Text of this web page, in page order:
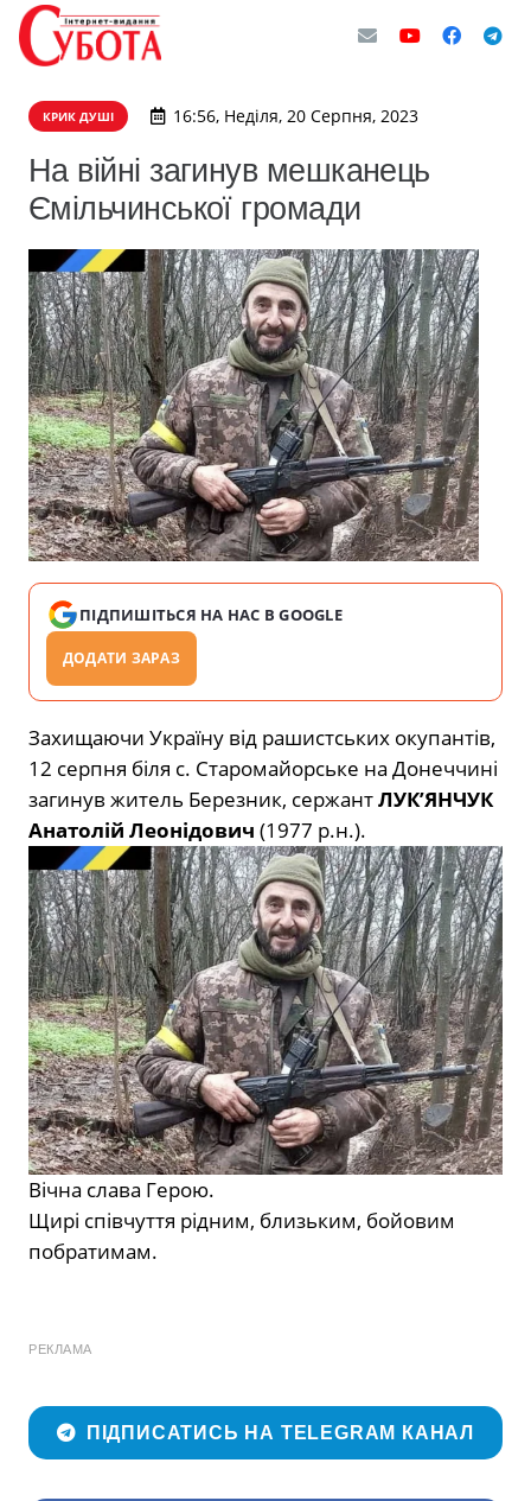
КРИК ДУШІ 16:56, Неділя, 20 Серпня, 2023
На війні загинув мешканець
Ємільчинської громади
ПІДПИШІТЬСЯ НА НАС В GOOGLE
ДОДАТИ ЗАРАЗ
Захищаючи Україну від рашистських окупантів,
12 серпня біля с. Старомайорське на Донеччині
загинув житель Березник, сержантЛУК’ЯНЧУК
Анатолій Леонідович (1977 р.н.).
Вічна слава Герою.
Щирі співчуття рідним, близьким, бойовим
побратимам.
РЕКЛАМА
ПІДПИСАТИСЬ НА TELEGRAM КАНАЛ